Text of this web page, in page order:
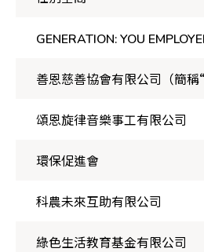
GENERATION: YOU
善恩慈善協會有限公司（簡稱“
頌恩旋律音樂事工有限公司
環保促進會
科農未來互助有限公司
綠色生活教育基金有限公司